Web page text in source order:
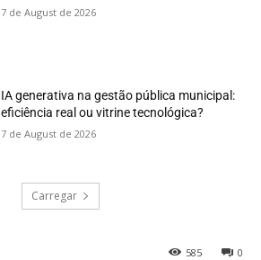
7 de August de 2026
IA generativa na gestão pública municipal:
eficiência real ou vitrine tecnológica?
7 de August de 2026
Carregar
0
585